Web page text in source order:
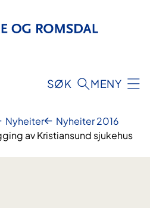
SØK MENY
Nyheiter
Nyheiter 2016
av Kristiansund sjukehus